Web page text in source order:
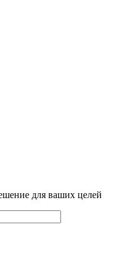
для ваших целей